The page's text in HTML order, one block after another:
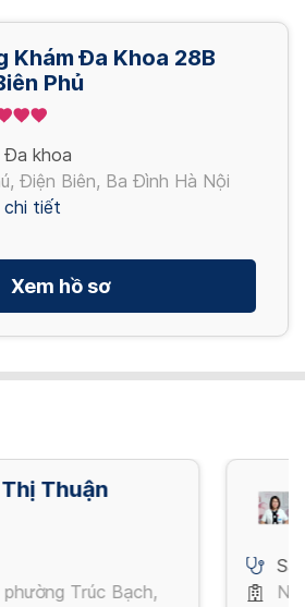
lần
Khám Đa Khoa 28B
Phủ
Đa khoa
Điện Biên, Ba Đình Hà Nội
chi tiết
Xem hồ sơ
Thuận
phường Trúc Bạch,